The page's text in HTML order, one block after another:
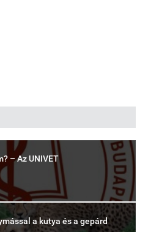
– Az UNIVET
a kutya és a gepárd